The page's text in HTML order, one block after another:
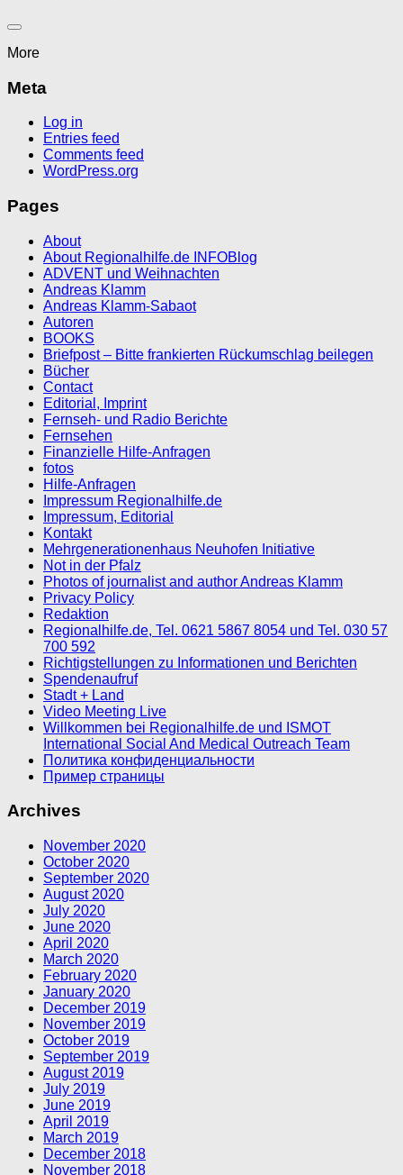
More
Meta
Log in
Entries feed
Comments feed
WordPress.org
Pages
About
About Regionalhilfe.de INFOBlog
ADVENT und Weihnachten
Andreas Klamm
Andreas Klamm-Sabaot
Autoren
BOOKS
Briefpost – Bitte frankierten Rückumschlag beilegen
Bücher
Contact
Editorial, Imprint
Fernseh- und Radio Berichte
Fernsehen
Finanzielle Hilfe-Anfragen
fotos
Hilfe-Anfragen
Impressum Regionalhilfe.de
Impressum, Editorial
Kontakt
Mehrgenerationenhaus Neuhofen Initiative
Not in der Pfalz
Photos of journalist and author Andreas Klamm
Privacy Policy
Redaktion
Regionalhilfe.de, Tel. 0621 5867 8054 und Tel. 030 57
700 592
Richtigstellungen zu Informationen und Berichten
Spendenaufruf
Stadt + Land
Video Meeting Live
Willkommen bei Regionalhilfe.de und ISMOT
International Social And Medical Outreach Team
Политика конфиденциальности
Пример страницы
Archives
November 2020
October 2020
September 2020
August 2020
July 2020
June 2020
April 2020
March 2020
February 2020
January 2020
December 2019
November 2019
October 2019
September 2019
August 2019
July 2019
June 2019
April 2019
March 2019
December 2018
November 2018